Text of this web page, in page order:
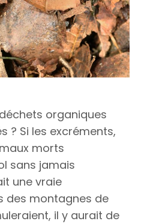
organiques
? Si les excréments,
morts
sans jamais
une vraie
des montagnes de
il y aurait de